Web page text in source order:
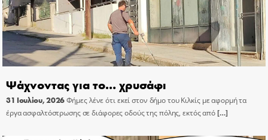
Ψάχνοντας για το… χρυσάφι
31 Ιουλίου, 2026Φήμες λένε ότι εκεί στον δήμο του Κιλκίς με αφορμή τα
έργα ασφαλτόστρωσης σε διάφορες οδούς της πόλης, εκτός από[…]